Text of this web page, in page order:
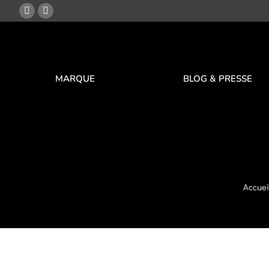
MARQUE BLOG & PRESSE